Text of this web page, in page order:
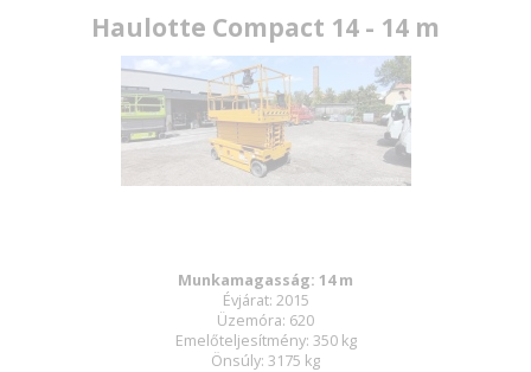
Haulotte Compact 14 - 14 m
Munkamagasság: 14 m
Évjárat: 2015
Üzemóra: 620
Emelőteljesítmény: 350 kg
Önsúly: 3175 kg